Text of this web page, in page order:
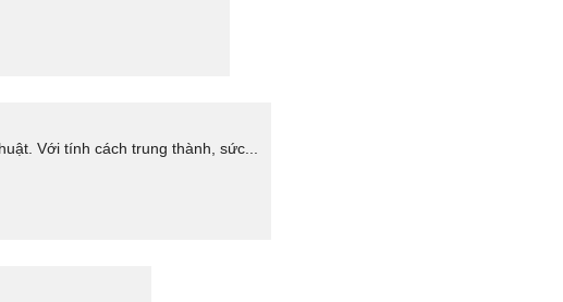
Với tính cách trung thành, sức...